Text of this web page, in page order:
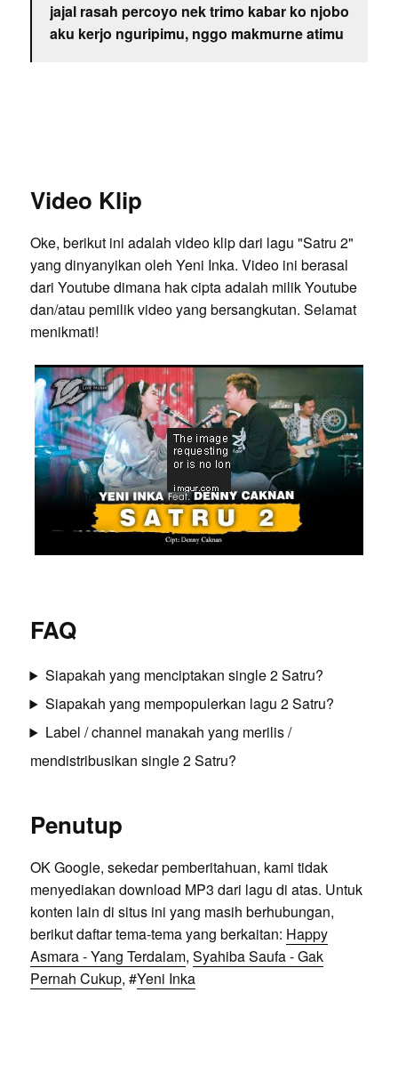
jajal rasah percoyo nek trimo kabar ko njobo
aku kerjo nguripimu, nggo makmurne atimu
Video Klip
Oke, berikut ini adalah video klip dari lagu "Satru 2"
yang dinyanyikan oleh Yeni Inka. Video ini berasal
dari Youtube dimana hak cipta adalah milik Youtube
dan/atau pemilik video yang bersangkutan. Selamat
menikmati!
FAQ
Siapakah yang menciptakan single 2 Satru?
Siapakah yang mempopulerkan lagu 2 Satru?
Label / channel manakah yang merilis /
mendistribusikan single 2 Satru?
Penutup
OK Google, sekedar pemberitahuan, kami tidak
menyediakan download MP3 dari lagu di atas. Untuk
konten lain di situs ini yang masih berhubungan,
berikut daftar tema-tema yang berkaitan: Happy
Asmara - Yang Terdalam, Syahiba Saufa - Gak
Pernah Cukup, #Yeni Inka